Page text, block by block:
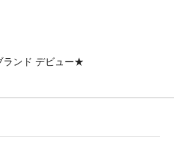
ランド デビュー★